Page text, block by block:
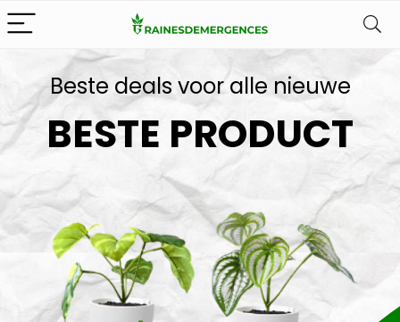
Beste deals voor alle nieuwe
BESTE PRODUCT